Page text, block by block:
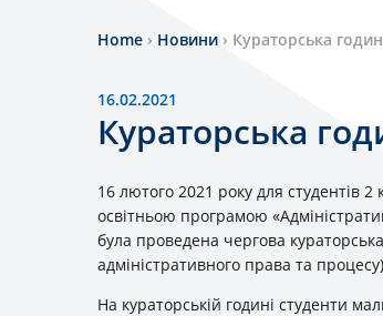
Home › Новини › Кураторська
16.02.2021
Кураторська
16 лютого 2021 року для студентів
освітньою програмою
була проведена чергова
адміністративного права та
На кураторській годині студенти